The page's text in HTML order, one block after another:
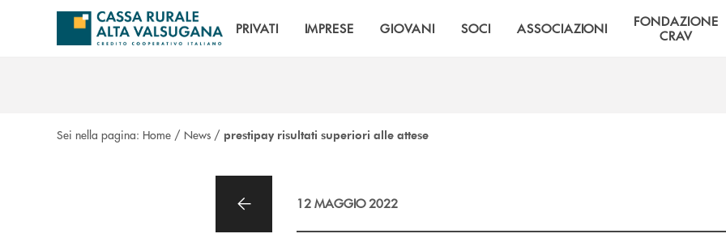
Salta al contenuto principale
PRIVATI IMPRESE GIOVANI SOCI ASSOCIAZIONI
FONDAZIONE
CRAV
Sei nella pagina: Home / News / prestipay risultati superiori alle attese
12 MAGGIO 2022